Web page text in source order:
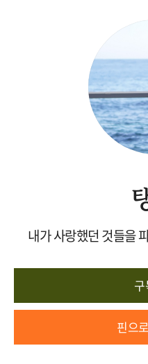
내가 사랑했던 것들을
핀으